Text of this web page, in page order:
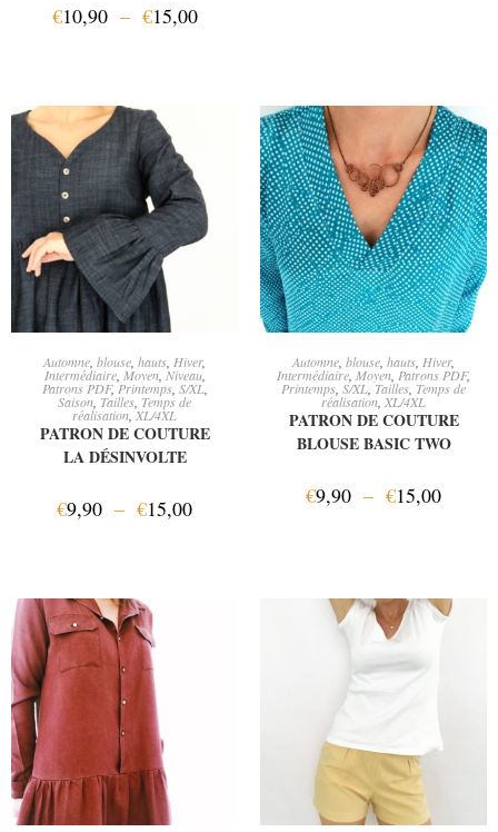
€10,90 – €15,00
CHOIX DES OPTIONS
Automne blouse hauts Hiver,
Intermédiaire, Moyen, Niveau,
Patrons PDF,Printemps, S/XL,
Saison Tailles Temps de
réalisation ,XL/4XL
PATRON DE COUTURE
LA DÉSINVOLTE
€9,90 – €15,00
CHOIX DES OPTIONS
Automne blouse hauts Hiver,
Intermédiaire Moyen Patrons PDF,
Printemps S/XL ,Tailles Temps de
réalisation XL/4XL
PATRON DE COUTURE
BLOUSE BASIC TWO
€9,90 – €15,00